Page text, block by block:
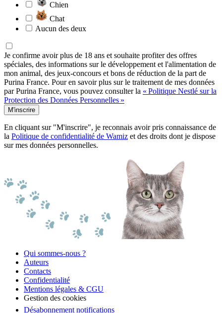
Chien
Chat
Aucun des deux
Je confirme avoir plus de 18 ans et souhaite profiter des offres
spéciales, des informations sur le développement et l'alimentation de
mon animal, des jeux-concours et bons de réduction de la part de
Purina France. Pour en savoir plus sur le traitement de mes données
par Purina France, vous pouvez consulter la « Politique Nestlé sur la
Protection des Données Personnelles »
M'inscrire
En cliquant sur "M'inscrire", je reconnais avoir pris connaissance de
la Politique de confidentialité de Wamiz et des droits dont je dispose
sur mes données personnelles.
Qui sommes-nous ?
Auteurs
Contacts
Confidentialité
Mentions légales & CGU
Gestion des cookies
Désabonnement notifications